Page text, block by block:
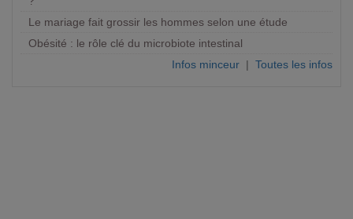
Le mariage fait grossir les hommes selon une étude
Obésité : le rôle clé du microbiote intestinal
Infos minceur | Toutes les infos